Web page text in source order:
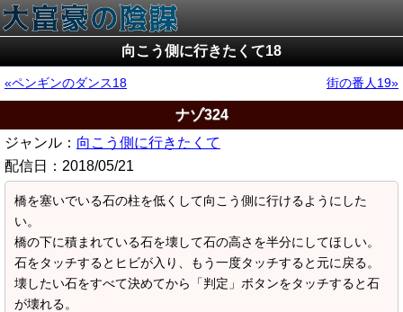
向こう側に行きたくて18
ペンギンのダンス18 街の番人19
ナゾ324
ジャンル： 向こう側に行きたくて
配信日： 2018/05/21
橋を塞いでいる石の柱を低くして向こう側に行けるようにした
い。
橋の下に積まれている石を壊して石の高さを半分にしてほしい。
石をタッチするとヒビが入り、もう一度タッチすると元に戻る。
壊したい石をすべて決めてから「判定」ボタンをタッチすると石
が壊れる。